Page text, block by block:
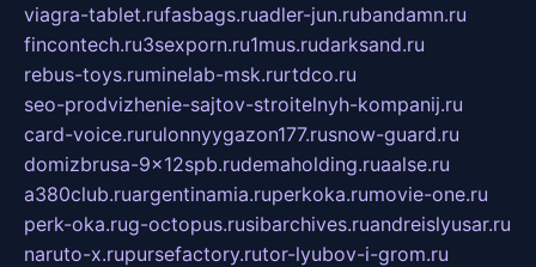
viagra-tablet.rufasbags.ruadler-jun.rubandamn.ru
fincontech.ru3sexporn.ru1mus.rudarksand.ru
rebus-toys.ruminelab-msk.rurtdco.ru
seo-prodvizhenie-sajtov-stroitelnyh-kompanij.ru
card-voice.rurulonnyygazon177.rusnow-guard.ru
domizbrusa-9x12spb.rudemaholding.ruaalse.ru
a380club.ruargentinamia.ruperkoka.rumovie-one.ru
perk-oka.rug-octopus.rusibarchives.ruandreislyusar.ru
naruto-x.rupursefactory.rutor-lyubov-i-grom.ru